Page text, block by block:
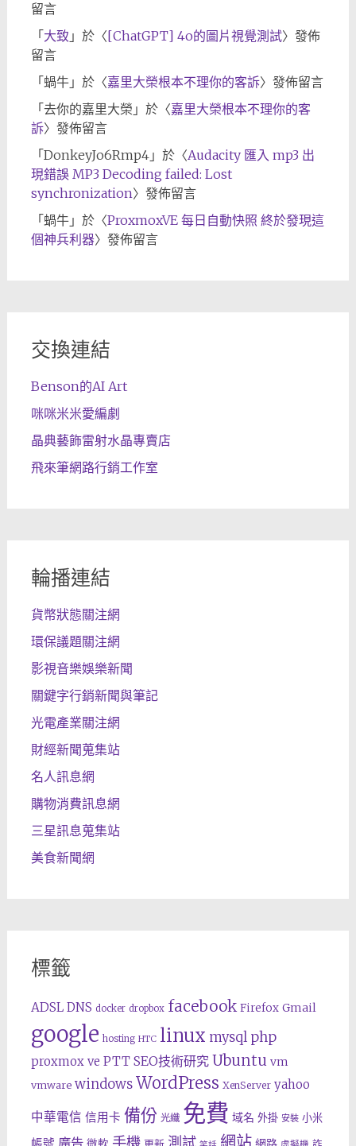
留言
「 大致 」於〈[ChatGPT] 4o的圖片視覺測試〉發佈
留言
「 蝸牛」於〈嘉里大榮根本不理你的客訴〉發佈留言
「 去你的嘉里大榮 」於〈嘉里大榮根本不理你的客
訴〉發佈留言
「 DonkeyJo6Rmp4」於〈Audacity 匯入 mp3 出
現錯誤 MP3 Decoding failed: Lost
synchronization〉發佈留言
「 蝸牛」於〈ProxmoxVE 每日自動快照 終於發現這
個神兵利器〉發佈留言
交換連結
Benson的AI Art
咪咪米米愛編劇
晶典藝飾雷射水晶專賣店
飛來筆網路行銷工作室
輪播連結
貨幣狀態關注網
環保議題關注網
影視音樂娛樂新聞
關鍵字行銷新聞與筆記
光電產業關注網
財經新聞蒐集站
名人訊息網
購物消費訊息網
三星訊息蒐集站
美食新聞網
標籤
ADSL DNS docker dropbox facebook Firefox Gmail
google hosting HTC linux mysql php
proxmox ve PTT SEO技術研究 Ubuntu vm
vmware windows WordPress XenServer yahoo
中華電信 信用卡 備份 光纖 免費 域名 外掛 安裝 小米